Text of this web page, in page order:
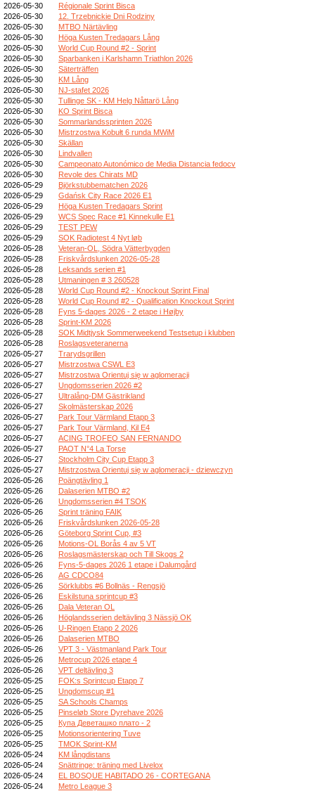
2026-05-30
Régionale Sprint Bisca
2026-05-30
12. Trzebnickie Dni Rodziny
2026-05-30
MTBO Närtävling
2026-05-30
Höga Kusten Tredagars Lång
2026-05-30
World Cup Round #2 - Sprint
2026-05-30
Sparbanken i Karlshamn Triathlon 2026
2026-05-30
Säterträffen
2026-05-30
KM Lång
2026-05-30
NJ-stafet 2026
2026-05-30
Tullinge SK - KM Helg Nåttarö Lång
2026-05-30
KO Sprint Bisca
2026-05-30
Sommarlandssprinten 2026
2026-05-30
Mistrzostwa Kobułt 6 runda MWiM
2026-05-30
Skällan
2026-05-30
Lindvallen
2026-05-30
Campeonato Autonómico de Media Distancia fedocv
2026-05-30
Revole des Chirats MD
2026-05-29
Björkstubbematchen 2026
2026-05-29
Gdańsk City Race 2026 E1
2026-05-29
Höga Kusten Tredagars Sprint
2026-05-29
WCS Spec Race #1 Kinnekulle E1
2026-05-29
TEST PEW
2026-05-29
SOK Radiotest 4 Nyt løb
2026-05-28
Veteran-OL, Södra Vätterbygden
2026-05-28
Friskvårdslunken 2026-05-28
2026-05-28
Leksands serien #1
2026-05-28
Utmaningen # 3 260528
2026-05-28
World Cup Round #2 - Knockout Sprint Final
2026-05-28
World Cup Round #2 - Qualification Knockout Sprint
2026-05-28
Fyns 5-dages 2026 - 2 etape i Højby
2026-05-28
Sprint-KM 2026
2026-05-28
SOK Midtjysk Sommerweekend Testsetup i klubben
2026-05-28
Roslagsveteranerna
2026-05-27
Trarydsgrillen
2026-05-27
Mistrzostwa CSWL E3
2026-05-27
Mistrzostwa Orientuj się w aglomeracji
2026-05-27
Ungdomsserien 2026 #2
2026-05-27
Ultralång-DM Gästrikland
2026-05-27
Skolmästerskap 2026
2026-05-27
Park Tour Värmland Etapp 3
2026-05-27
Park Tour Värmland, Kil E4
2026-05-27
ACING TROFEO SAN FERNANDO
2026-05-27
PAOT N°4 La Torse
2026-05-27
Stockholm City Cup Etapp 3
2026-05-27
Mistrzostwa Orientuj się w aglomeracji - dziewczyn
2026-05-26
Poängtävling 1
2026-05-26
Dalaserien MTBO #2
2026-05-26
Ungdomsserien #4 TSOK
2026-05-26
Sprint träning FAIK
2026-05-26
Friskvårdslunken 2026-05-28
2026-05-26
Göteborg Sprint Cup, #3
2026-05-26
Motions-OL Borås 4 av 5 VT
2026-05-26
Roslagsmästerskap och Till Skogs 2
2026-05-26
Fyns-5-dages 2026 1 etape i Dalumgård
2026-05-26
AG CDCO84
2026-05-26
Sörklubbs #6 Bollnäs - Rengsjö
2026-05-26
Eskilstuna sprintcup #3
2026-05-26
Dala Veteran OL
2026-05-26
Höglandsserien deltävling 3 Nässjö OK
2026-05-26
U-Ringen Etapp 2 2026
2026-05-26
Dalaserien MTBO
2026-05-26
VPT 3 - Västmanland Park Tour
2026-05-26
Metrocup 2026 etape 4
2026-05-26
VPT deltävling 3
2026-05-25
FOK:s Sprintcup Etapp 7
2026-05-25
Ungdomscup #1
2026-05-25
SA Schools Champs
2026-05-25
Pinseløb Store Dyrehave 2026
2026-05-25
Купа Деветашко плато - 2
2026-05-25
Motionsorientering Tuve
2026-05-25
TMOK Sprint-KM
2026-05-24
KM långdistans
2026-05-24
Snättringe: träning med Livelox
2026-05-24
EL BOSQUE HABITADO 26 - CORTEGANA
2026-05-24
Metro League 3